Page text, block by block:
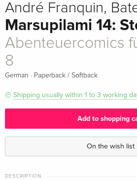
André Franquin,
Marsupilami 14:
Abenteuercomics
8
German · Paperback / Softback
Shipping usually within 1 to 3 working
Add to shopping
On the wish list
DESCRIPTION